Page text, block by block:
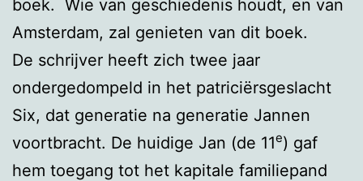
boek. Wie van geschiedenis houdt, en van
Amsterdam, zal genieten van dit boek.
De schrijver heeft zich twee jaar
ondergedompeld in het patriciërsgeslacht
Six, dat generatie na generatie Jannen
voortbracht. De huidige Jan (de 11e) gaf
hem toegang tot het kapitale familiepand